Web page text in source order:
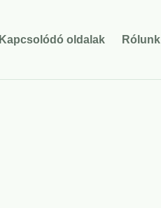
Kapcsolódó oldalak Rólunk